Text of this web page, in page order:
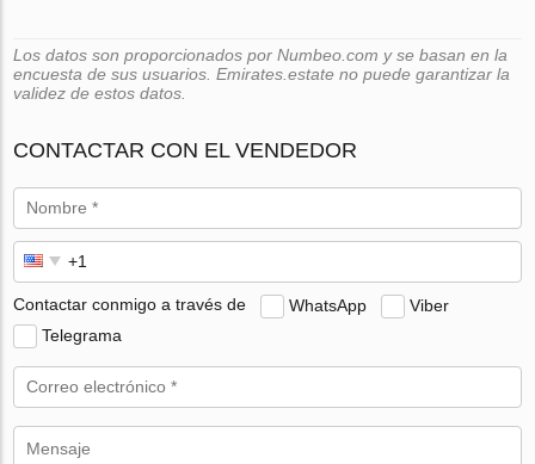
Los datos son proporcionados por Numbeo.com y se basan en la
encuesta de sus usuarios. Emirates.estate no puede garantizar la
validez de estos datos.
CONTACTAR CON EL VENDEDOR
Contactar conmigo a través de WhatsApp
Viber
Telegrama